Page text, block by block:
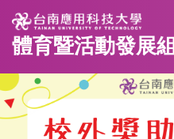
跳
到
主
內
容
體育暨活動發展組